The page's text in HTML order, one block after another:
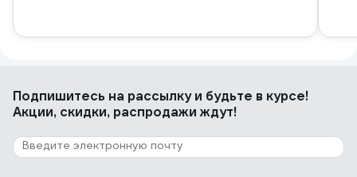
Подпишитесь на рассылкуи будьте в курсе!
Акции, скидки, распродажи ждут!